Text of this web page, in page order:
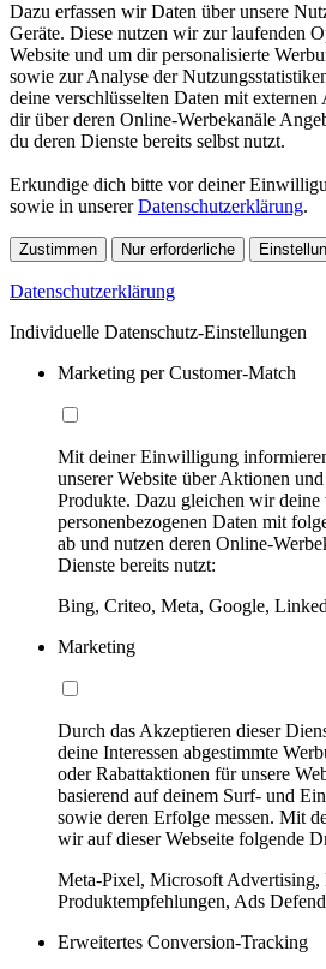
Dazu erfassen wir Daten über unsere
Geräte. Diese nutzen wir zur laufenden
Website und um dir personalisierte
sowie zur Analyse der
deine verschlüsselten Daten mit
dir über deren Online-Werbekanäle
du deren Dienste bereits selbst nutzt.
Erkundige dich bitte vor deiner
sowie in unsererDatenschutzerklärung.
Zustimmen Nur erforderliche
Datenschutzerklärung
Individuelle Datenschutz-Einstellungen
Marketing per Customer-Match
Mit deiner Einwilligung
unserer Website über Aktionen
Produkte. Dazu gleichen wir deine
personenbezogenen Daten mit
ab und nutzen deren Online-
Dienste bereits nutzt:
Bing, Criteo, Meta, Google,
Marketing
Durch das Akzeptieren dieser
deine Interessen abgestimmte
oder Rabattaktionen für unsere
basierend auf deinem Surf- und
sowie deren Erfolge messen. Mit
wir auf dieser Webseite folgende
Meta-Pixel, Microsoft Advertising,
Produktempfehlungen, Ads
Erweitertes Conversion-Tracking